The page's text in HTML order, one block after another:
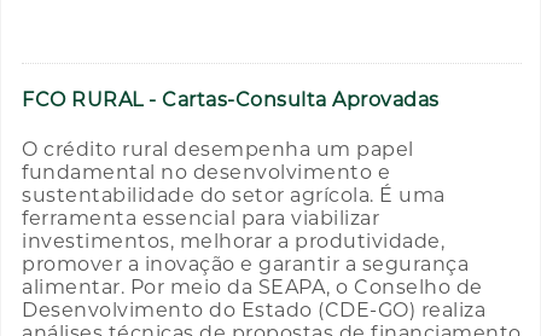
FCO RURAL - Cartas-Consulta Aprovadas
O crédito rural desempenha um papel
fundamental no desenvolvimento e
sustentabilidade do setor agrícola. É uma
ferramenta essencial para viabilizar
investimentos, melhorar a produtividade,
promover a inovação e garantir a segurança
alimentar. Por meio da SEAPA, o Conselho de
Desenvolvimento do Estado (CDE-GO) realiza